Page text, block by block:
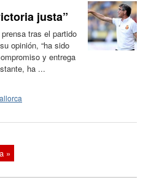
justa”
tras el partido
opinión, “ha sido
y entrega
ha ...
»